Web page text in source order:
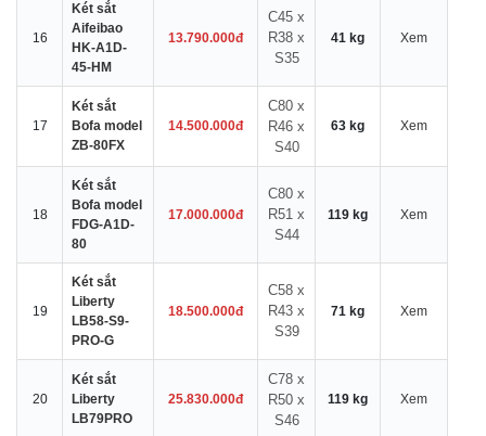
16
Két sắt
Aifeibao
HK-A1D-
45-HM
13.790.000đ
C45 x
R38 x
S35
41 kg Xem
17
Két sắt
Bofa model
ZB-80FX
14.500.000đ
C80 x
R46 x
S40
63 kg Xem
18
Két sắt
Bofa model
FDG-A1D-
80
17.000.000đ
C80 x
R51 x
S44
119 kg Xem
19
Két sắt
Liberty
LB58-S9-
PRO-G
18.500.000đ
C58 x
R43 x
S39
71 kg Xem
20
Két sắt
Liberty
LB79PRO
25.830.000đ
C78 x
R50 x
S46
119 kg Xem